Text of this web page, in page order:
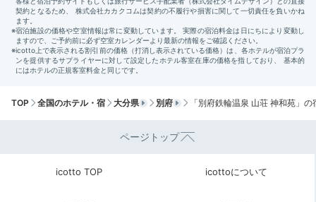
icotto_ih
お部屋の内風呂もこれまた広くて立派でした。客室のア
Breakfast
TOP 全国のホテル・宿 大分県 別府 「別府鉄輪温泉 山荘 神和苑」の
ページトップ
icotto TOP icottoについて